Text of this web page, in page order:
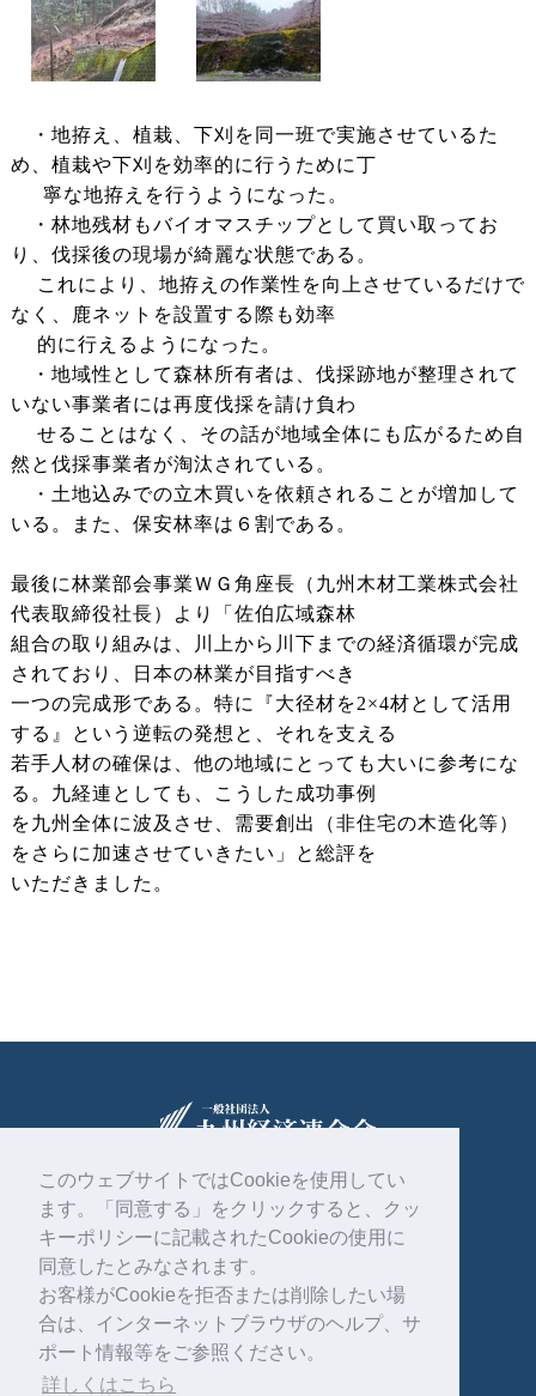
このウェブサイトではCookieを使用してい
ます。「同意する」をクリックすると、クッ
キーポリシーに記載されたCookieの使用に
同意したとみなされます。
お客様がCookieを拒否または削除したい場
合は、インターネットブラウザのヘルプ、サ
ポート情報等をご参照ください。
詳しくはこちら
・地拵え、植栽、下刈を同一班で実施させているた
め、植栽や下刈を効率的に行うために丁
寧な地拵えを行うようになった。
・林地残材もバイオマスチップとして買い取ってお
り、伐採後の現場が綺麗な状態である。
これにより、地拵えの作業性を向上させているだけで
なく、鹿ネットを設置する際も効率
的に行えるようになった。
・地域性として森林所有者は、伐採跡地が整理されて
いない事業者には再度伐採を請け負わ
せることはなく、その話が地域全体にも広がるため自
然と伐採事業者が淘汰されている。
・土地込みでの立木買いを依頼されることが増加して
いる。また、保安林率は６割である。
最後に林業部会事業ＷＧ角座長（九州木材工業株式会社
代表取締役社長）より「佐伯広域森林
組合の取り組みは、川上から川下までの経済循環が完成
されており、日本の林業が目指すべき
一つの完成形である。特に『大径材を2×4材として活用
する』という逆転の発想と、それを支える
若手人材の確保は、他の地域にとっても大いに参考にな
る。九経連としても、こうした成功事例
を九州全体に波及させ、需要創出（非住宅の木造化等）
をさらに加速させていきたい」と総評を
いただきました。
〒810-0004
福岡市中央区渡辺通2丁目1番82号
092-761-4261